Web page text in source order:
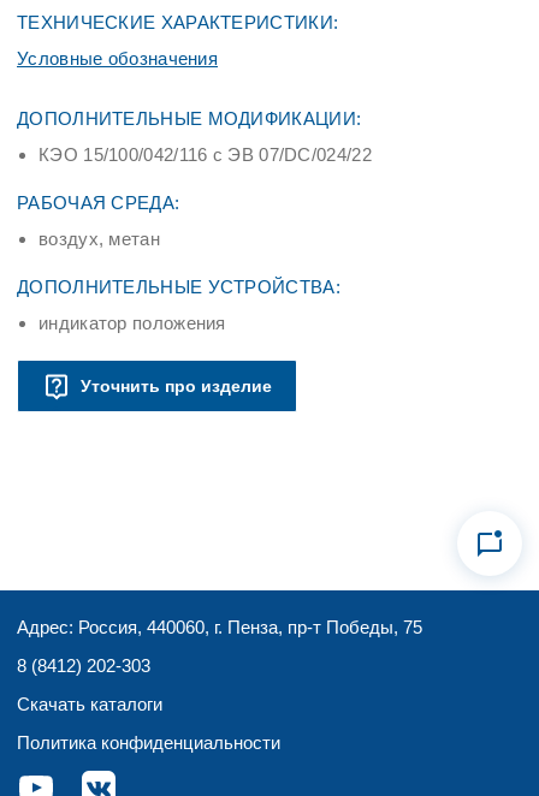
ТЕХНИЧЕСКИЕ ХАРАКТЕРИСТИКИ:
Условные обозначения
ДОПОЛНИТЕЛЬНЫЕ МОДИФИКАЦИИ:
КЭО 15/100/042/116 с ЭВ 07/DC/024/22
РАБОЧАЯ СРЕДА:
воздух, метан
ДОПОЛНИТЕЛЬНЫЕ УСТРОЙСТВА:
индикатор положения
Уточнить про изделие
Адрес: Россия, 440060, г. Пенза, пр-т Победы, 75
8 (8412) 202-303
Скачать каталоги
Политика конфиденциальности